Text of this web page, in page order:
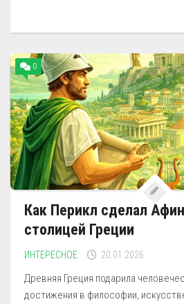
0
Как Перикл сделал
столицей Греции
ИНТЕРЕСНОЕ 20.01.2026
Древняя Греция подарила
достижения в философии,